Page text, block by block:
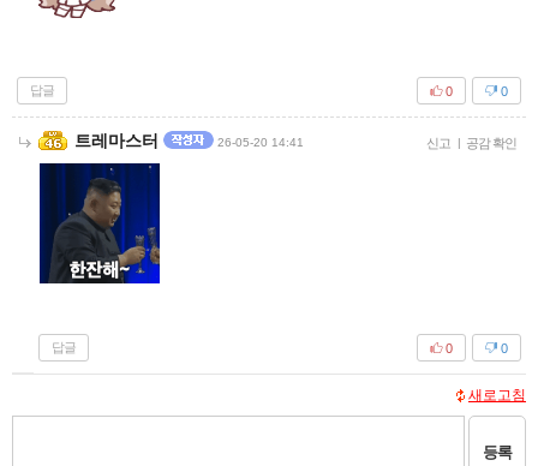
답글 0
0
트레마스터 26-05-20 14:41 신고 | 공감 확인
답글 0
0
새로고침
등록